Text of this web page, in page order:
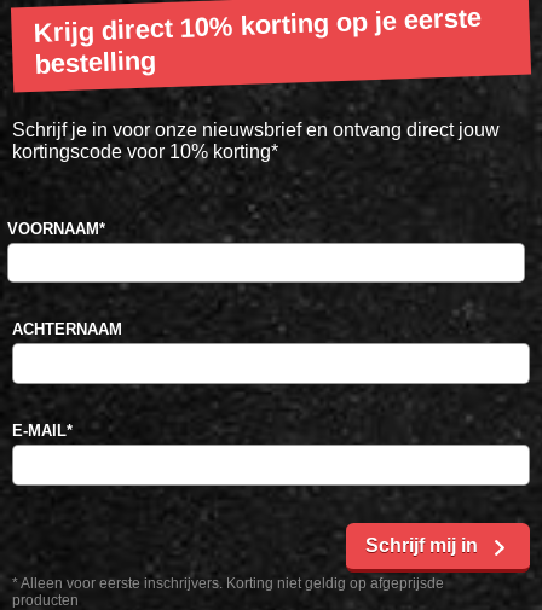
Krijg direct 10% korting op je eerste
bestelling
Schrijf je in voor onze nieuwsbrief en ontvang direct jouw
kortingscode voor 10% korting*
* Alleen voor eerste inschrijvers. Korting niet geldig op afgeprijsde
producten
VOORNAAM*
ACHTERNAAM
E-MAIL*
Schrijf mij in